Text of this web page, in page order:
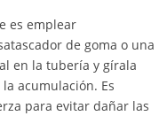
es emplear
de goma o una
en la tubería y gírala
acumulación. Es
para evitar dañar las